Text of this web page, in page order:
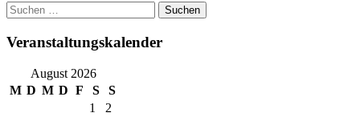
Suchen
nach:
Veranstaltungskalender
August 2026
M D M D F S
S
1
2